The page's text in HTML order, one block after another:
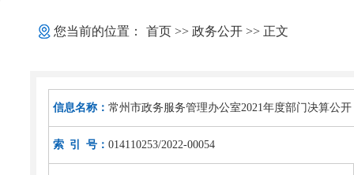
您当前的位置： 首页>> 政务公开>> 正文
信息名称： 常州市政务服务管理办公室2021年度部门决算公开
索 引 号： 014110253/2022-00054